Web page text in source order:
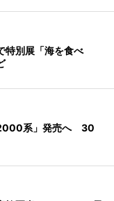
特別展「海を食べ
2000系」発売へ 30